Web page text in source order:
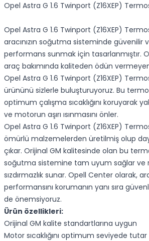
Opel Astra G 1.6 Twinport (Z16XEP)
Opel Astra G 1.6 Twinport (Z16XEP)
aracınızın soğutma sisteminde güvenilir
performans sunmak için tasarlanmıştır.
araç bakımında kaliteden ödün
Opel Astra G 1.6 Twinport (Z16XEP)
ürününü sizlerle buluşturuyoruz. Bu
optimum çalışma sıcaklığını koruyarak
ve motorun aşırı ısınmasını önler.
Opel Astra G 1.6 Twinport (Z16XEP)
ömürlü malzemelerden üretilmiş olup
çıkar. Orijinal GM kalitesinde olan bu
soğutma sistemine tam uyum sağlar ve
sızdırmazlık sunar. Opell Center olarak,
performansını korumanın yanı sıra
de önemsiyoruz.
Ürün özellikleri:
Orijinal GM kalite standartlarına uygun
Motor sıcaklığını optimum seviyede tutar